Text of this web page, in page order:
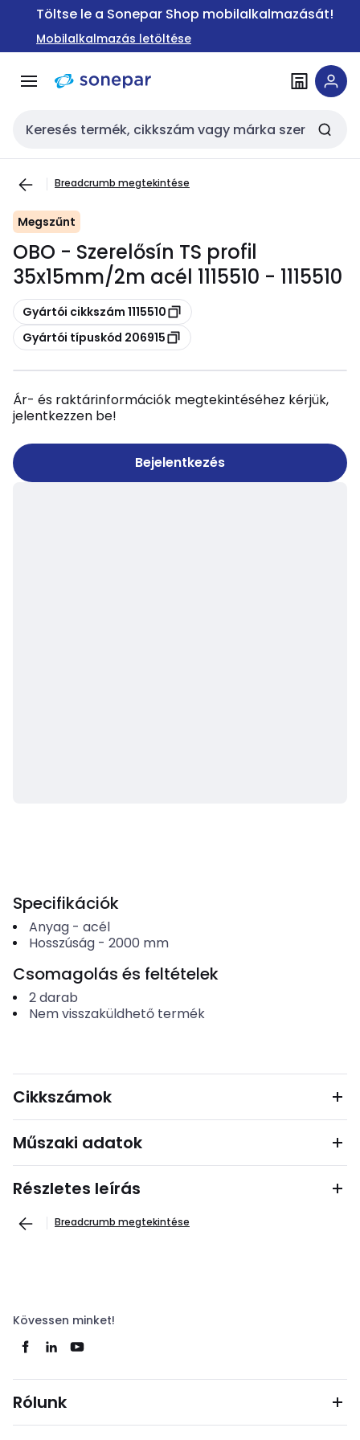
Ugrás a
Ugrás a
tartalomra
Töltse le a Sonepar Shop mobilalkalmazását!
Mobilalkalmazás letöltése
Keresési bemenet
Breadcrumb megtekintése
Megszűnt
OBO - Szerelősín TS profil
35x15mm/2m acél 1115510 - 1115510
Másolás
Gyártói cikkszám 1115510
Másolás
Gyártói típuskód 206915
Ár- és raktárinformációk megtekintéséhez kérjük,
jelentkezzen be!
Bejelentkezés
Specifikációk
Anyag- acél
Hosszúság- 2000 mm
Csomagolás és feltételek
2darab
Nem visszaküldhető termék
Cikkszámok
Műszaki adatok
Részletes leírás
Breadcrumb megtekintése
Kövessen minket!
Rólunk